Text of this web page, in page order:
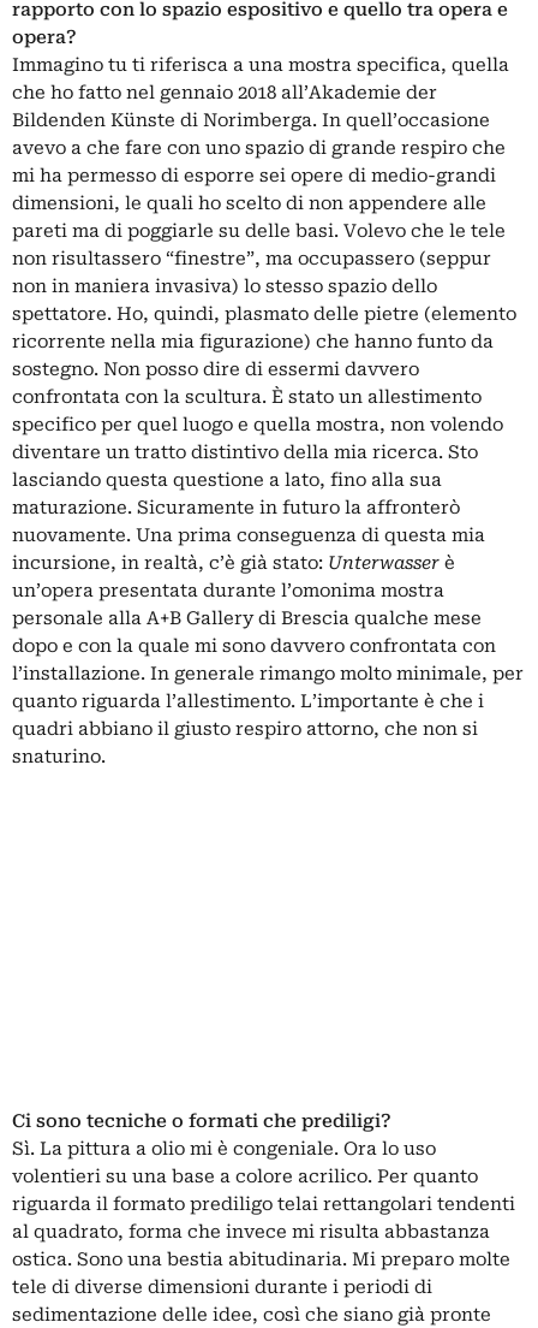
rapporto con lo spazio espositivo e quello tra opera e
opera?
Immagino tu ti riferisca a una mostra specifica, quella
che ho fatto nel gennaio 2018 all’Akademie der
Bildenden Künste di Norimberga. In quell’occasione
avevo a che fare con uno spazio di grande respiro che
mi ha permesso di esporre sei opere di medio-grandi
dimensioni, le quali ho scelto di non appendere alle
pareti ma di poggiarle su delle basi. Volevo che le tele
non risultassero “finestre”, ma occupassero (seppur
non in maniera invasiva) lo stesso spazio dello
spettatore. Ho, quindi, plasmato delle pietre (elemento
ricorrente nella mia figurazione) che hanno funto da
sostegno. Non posso dire di essermi davvero
confrontata con la scultura. È stato un allestimento
specifico per quel luogo e quella mostra, non volendo
diventare un tratto distintivo della mia ricerca. Sto
lasciando questa questione a lato, fino alla sua
maturazione. Sicuramente in futuro la affronterò
nuovamente. Una prima conseguenza di questa mia
incursione, in realtà, c’è già stato: Unterwasser è
un’opera presentata durante l’omonima mostra
personale alla A+B Gallery di Brescia qualche mese
dopo e con la quale mi sono davvero confrontata con
l’installazione. In generale rimango molto minimale, per
quanto riguarda l’allestimento. L’importante è che i
quadri abbiano il giusto respiro attorno, che non si
snaturino.
Ci sono tecniche o formati che prediligi?
Sì. La pittura a olio mi è congeniale. Ora lo uso
volentieri su una base a colore acrilico. Per quanto
riguarda il formato prediligo telai rettangolari tendenti
al quadrato, forma che invece mi risulta abbastanza
ostica. Sono una bestia abitudinaria. Mi preparo molte
tele di diverse dimensioni durante i periodi di
sedimentazione delle idee, così che siano già pronte